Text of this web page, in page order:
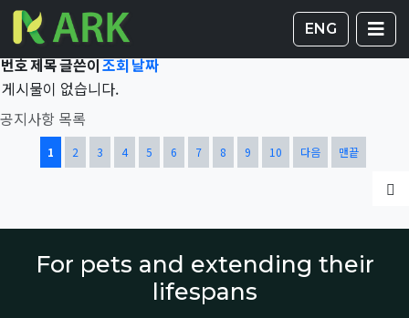
ENG
Total 41,564건1 페이지 게시판
공지사항 목록
번호제목글쓴이조회날짜
게시물이 없습니다.
열린
1 페이지
2
페이지3페이지4
페이지5페이지6
페이지7
페이지8
페이지9
페이지10
페이지 다음 맨끝
For pets and extending their
lifespans